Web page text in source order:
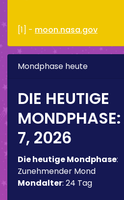
[1] - moon.nasa.gov
Mondphase heute
DIE HEUTIGE
MONDPHASE:
7, 2026
Die heutige Mondphase:
Zunehmender Mond
Mondalter: 24 Tag